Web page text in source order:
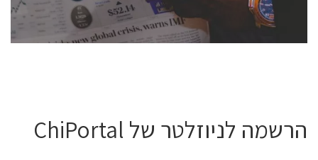
לחץ לפרטים
הרשמה לניוזלטר של ChiPortal